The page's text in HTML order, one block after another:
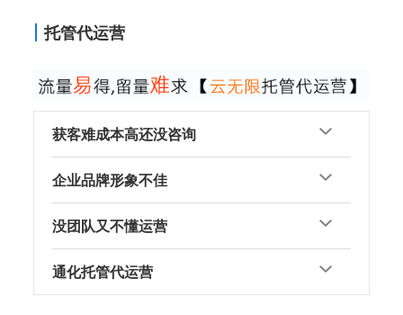
托管代运营
获客难成本高还没咨询
企业品牌形象不佳
没团队又不懂运营
通化托管代运营